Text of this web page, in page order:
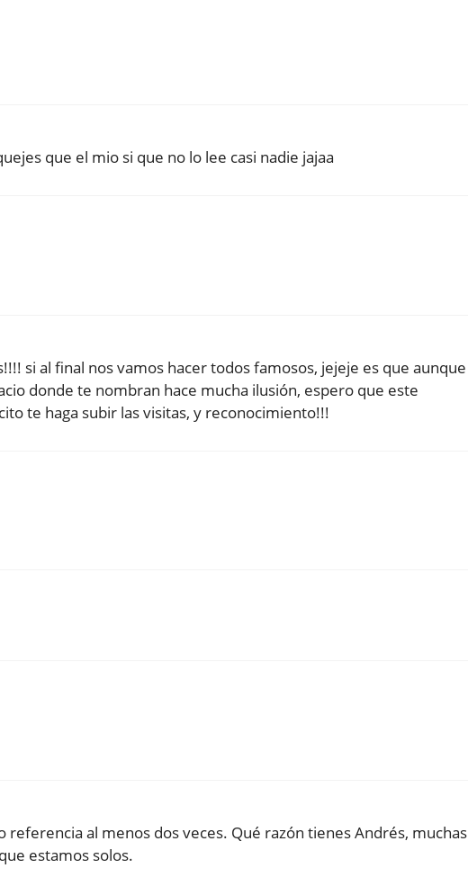
que el mio si que no lo lee casi nadie jajaa
si al final nos vamos hacer todos famosos, jejeje es que aunque
donde te nombran hace mucha ilusión, espero que este
te haga subir las visitas, y reconocimiento!!!
referencia al menos dos veces. Qué razón tienes Andrés, muchas
estamos solos.